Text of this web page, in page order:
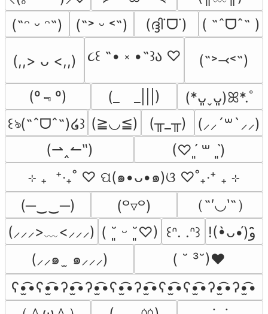
(˶ᵔ ᵕ ᵔ˶)
(˶˃ ᵕ ˂˶) (ദ്ദി˙ᗜ˙) ( ˶ˆᗜˆ˵ )
(,,> ᴗ <,,) ૮꒰ ˶• ༝ •˶꒱ა ♡ (˶˃⤙˂˶)
(º﹃º) (_　_|||)
(*ᴗ͈ˬᴗ͈)ꕤ*.ﾟ
꒰ঌ(˶ˆᗜˆ˵)໒꒱ (≧◡≦) (╥_╥)
(⸝⸝´꒳`⸝⸝)
(⇀‸↼‶)
(♡ˊ͈ ꒳ ˋ͈)
⊹ ₊  ⁺‧₊˚ ♡ ପ(๑•ᴗ•๑)ଓ ♡˚₊‧⁺ ₊ ⊹
(─‿‿─)
(꒪▿꒪)
（˶′◡‵˶）
(⸝⸝⸝>﹏<⸝⸝⸝) ( ˘͈ ᵕ ˘͈♡) ꒰ᐢ. .ᐢ꒱
(⸝⸝๑  ̫ ๑⸝⸝⸝)
( ˘ ³˘)♥
ʕ•̫͡•ʕ•̫͡•ʔ•̫͡•ʔ•̫͡•ʕ•̫͡•ʔ•̫͡•ʕ•̫͡•ʕ•̫͡•ʔ•̫͡•ʔ•̫͡•